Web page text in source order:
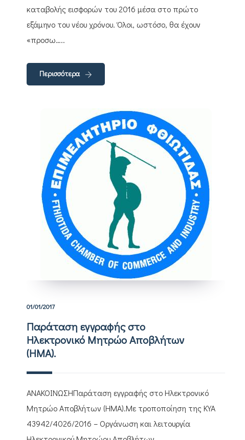
καταβολής εισφορών του 2016 μέσα στο πρώτο
εξάμηνο του νέου χρόνου. Όλοι, ωστόσο, θα έχουν
«προσω…..
Περισσότερα
01/01/2017
Παράταση εγγραφής στο
Ηλεκτρονικό Μητρώο Αποβλήτων
(ΗΜΑ).
ΑΝΑΚΟΙΝΩΣΗΠαράταση εγγραφής στο Ηλεκτρονικό
Μητρώο Αποβλήτων (ΗΜΑ).Με τροποποίηση της ΚΥΑ
43942/4026/2016 – Οργάνωση και λειτουργία